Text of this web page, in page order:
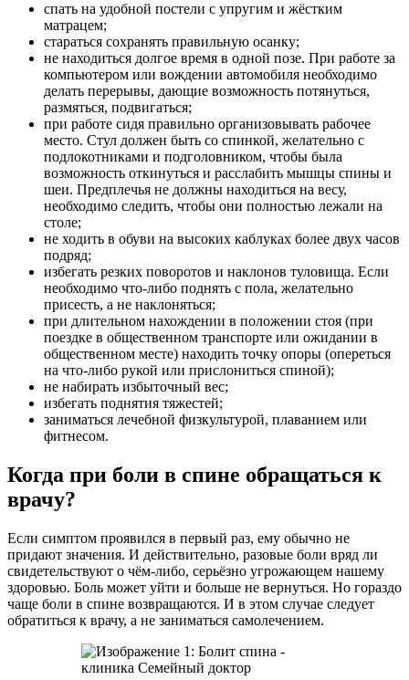
спать на удобной постели с упругим и жёстким
матрацем;
стараться сохранять правильную осанку;
не находиться долгое время в одной позе. При работе за
компьютером или вождении автомобиля необходимо
делать перерывы, дающие возможность потянуться,
размяться, подвигаться;
при работе сидя правильно организовывать рабочее
место. Стул должен быть со спинкой, желательно с
подлокотниками и подголовником, чтобы была
возможность откинуться и расслабить мышцы спины и
шеи. Предплечья не должны находиться на весу,
необходимо следить, чтобы они полностью лежали на
столе;
не ходить в обуви на высоких каблуках более двух часов
подряд;
избегать резких поворотов и наклонов туловища. Если
необходимо что-либо поднять с пола, желательно
присесть, а не наклоняться;
при длительном нахождении в положении стоя (при
поездке в общественном транспорте или ожидании в
общественном месте) находить точку опоры (опереться
на что-либо рукой или прислониться спиной);
не набирать избыточный вес;
избегать поднятия тяжестей;
заниматься лечебной физкультурой, плаванием или
фитнесом.
Когда при боли в спине обращаться к
врачу?
Если симптом проявился в первый раз, ему обычно не
придают значения. И действительно, разовые боли вряд ли
свидетельствуют о чём-либо, серьёзно угрожающем нашему
здоровью. Боль может уйти и больше не вернуться. Но гораздо
чаще боли в спине возвращаются. И в этом случае следует
обратиться к врачу, а не заниматься самолечением.